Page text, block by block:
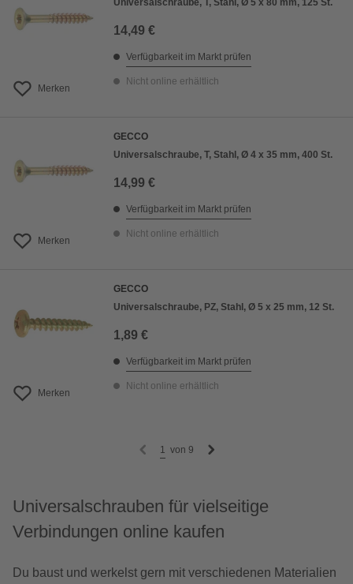
Merken
Universalschraube, T, Stahl, Ø 5 x 80 mm, 125 St.
14,49 €
Verfügbarkeit im Markt prüfen
Nicht online erhältlich
Merken
GECCO
Universalschraube, T, Stahl, Ø 4 x 35 mm, 400 St.
14,99 €
Verfügbarkeit im Markt prüfen
Nicht online erhältlich
Merken
GECCO
Universalschraube, PZ, Stahl, Ø 5 x 25 mm, 12 St.
1,89 €
Verfügbarkeit im Markt prüfen
Nicht online erhältlich
1 von 9
Universalschrauben für vielseitige
Verbindungen online kaufen
Du baust und werkelst gern mit verschiedenen Materialien